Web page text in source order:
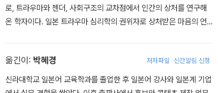
로, 트라우마와 젠더, 사회구조의 교차점에서 인간의 상처를 연구해
온 학자이다. 일본 트라우마 심리학의 권위자로 상처받은 마음의 언
회적 맥락에서 생성되고 반복되는지를 분석하며, 트라우마를 단순한
개인적 질병이 아닌 사회 전체의 감수성 회복의 문제로 확장시켰다.
나아가 상처 입은 마음이 사회적 침묵 속에 갇히는 과정을 조명하며,
옮긴이: 박혜경 저자파일 신간알림 신청
신라대학교 일본어 교육학과를 졸업한 후 일본어 강사와 일본계 기업